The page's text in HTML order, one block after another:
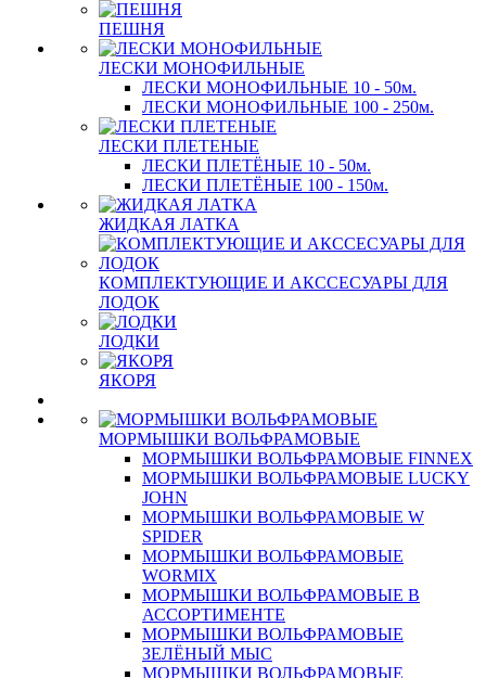
ПЕШНЯ
ЛЕСКИ МОНОФИЛЬНЫЕ
ЛЕСКИ МОНОФИЛЬНЫЕ 10 - 50м.
ЛЕСКИ МОНОФИЛЬНЫЕ 100 - 250м.
ЛЕСКИ ПЛЕТЕНЫЕ
ЛЕСКИ ПЛЕТЁНЫЕ 10 - 50м.
ЛЕСКИ ПЛЕТЁНЫЕ 100 - 150м.
ЖИДКАЯ ЛАТКА
КОМПЛЕКТУЮЩИЕ И АКССЕСУАРЫ ДЛЯ
ЛОДОК
ЛОДКИ
ЯКОРЯ
МОРМЫШКИ ВОЛЬФРАМОВЫЕ
МОРМЫШКИ ВОЛЬФРАМОВЫЕ FINNEX
МОРМЫШКИ ВОЛЬФРАМОВЫЕ LUCKY
JOHN
МОРМЫШКИ ВОЛЬФРАМОВЫЕ W
SPIDER
МОРМЫШКИ ВОЛЬФРАМОВЫЕ
WORMIX
МОРМЫШКИ ВОЛЬФРАМОВЫЕ В
АССОРТИМЕНТЕ
МОРМЫШКИ ВОЛЬФРАМОВЫЕ
ЗЕЛЁНЫЙ МЫС
МОРМЫШКИ ВОЛЬФРАМОВЫЕ